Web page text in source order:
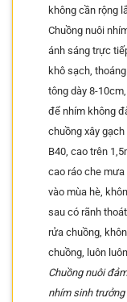
không cần rộng
Chuồng nuôi
ánh sáng trực
khô sạch,
tông dày 8-
để nhím không
chuồng xây
B40, cao trên
cao ráo che
vào mùa hè,
sau có rãnh
rửa chuồng,
chuồng, luôn
Chuồng nuôi
nhím sinh trưởng